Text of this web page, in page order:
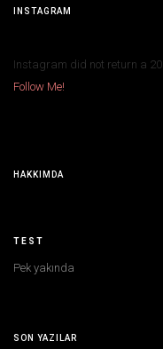
INSTAGRAM
Instagram did not return a
Follow Me!
HAKKIMDA
TEST
Pek yakında
SON YAZILAR